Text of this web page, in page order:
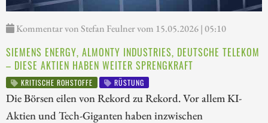
Kommentar von Stefan Feulner vom 15.05.2026 | 05:10
SIEMENS ENERGY, ALMONTY INDUSTRIES, DEUTSCHE TELEKOM
– DIESE AKTIEN HABEN WEITER SPRENGKRAFT
KRITISCHE ROHSTOFFE RÜSTUNG
Die Börsen eilen von Rekord zu Rekord. Vor allem KI-
Aktien und Tech-Giganten haben inzwischen